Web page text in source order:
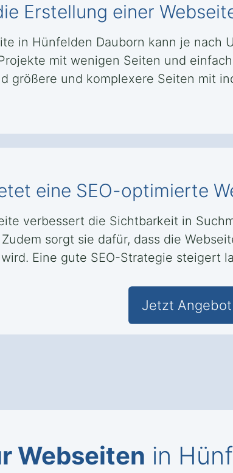
Erstellung einer
in Hünfelden Dauborn kann je
mit wenigen Seiten und
größere und komplexere Seiten mit
eine SEO-optimierte
verbessert die Sichtbarkeit in
sorgt sie dafür, dass die
Eine gute SEO-Strategie steigert
Jetzt
Webseiten in